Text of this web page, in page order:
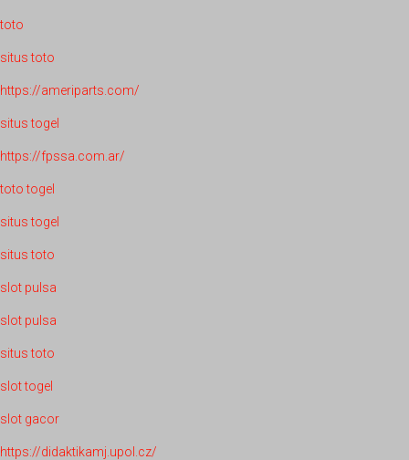
toto
situs toto
https://ameriparts.com/
situs togel
https://fpssa.com.ar/
toto togel
situs togel
situs toto
slot pulsa
slot pulsa
situs toto
slot togel
slot gacor
https://didaktikamj.upol.cz/